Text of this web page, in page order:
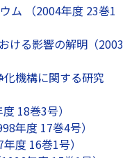
ム （2004年度 23巻1
ける影響の解明（2003
機構に関する研究
18巻3号）
年度 17巻4号）
度 16巻1号）